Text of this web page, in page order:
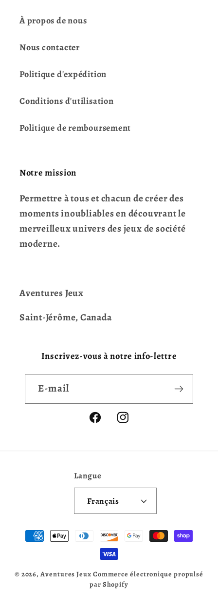
À propos de nous
Nous contacter
Politique d'expédition
Conditions d'utilisation
Politique de remboursement
Notre mission
Permettre à tous et chacun de créer des
moments inoubliables en découvrant le
merveilleux univers des jeux de société
moderne.
Aventures Jeux
Saint-Jérôme, Canada
Inscrivez-vous à notre info-lettre
E-mail
FacebookInstagram
Langue
Français
Moyens
de
© 2026,Aventures Jeux Commerce électronique propulsé
par Shopify